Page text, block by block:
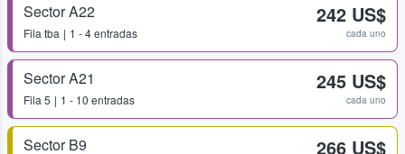
Sector A22
Fila tba 1 - 4 entradas
242 US$
cada uno
Sector A21
Fila 5 1 - 10 entradas
245 US$
cada uno
Sector B9 266 US$